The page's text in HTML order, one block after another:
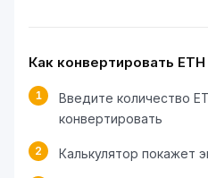
Как конвертировать ETH
1
Введите количество
конвертировать
2 Калькулятор покажет